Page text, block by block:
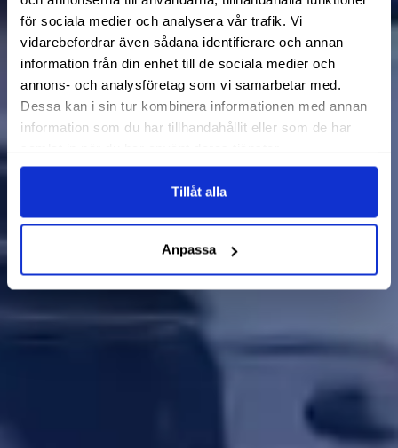
för sociala medier och analysera vår trafik. Vi
vidarebefordrar även sådana identifierare och annan
information från din enhet till de sociala medier och
annons- och analysföretag som vi samarbetar med.
Dessa kan i sin tur kombinera informationen med annan
information som du har tillhandahållit eller som de har
Tillåt alla
Anpassa